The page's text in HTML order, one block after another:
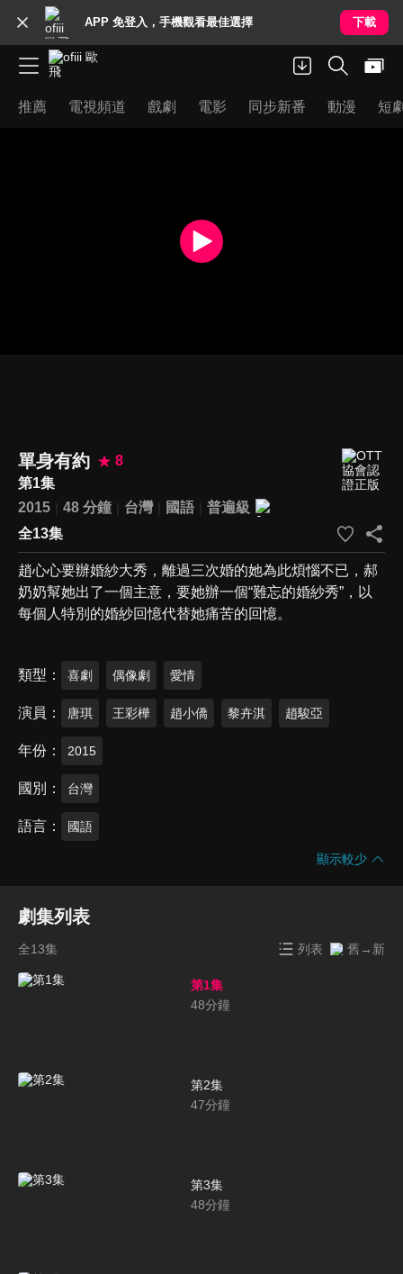
APP 免登入，手機觀看最佳選擇 下載
推薦 電視頻道 戲劇 電影 同步新番 動漫 短
單身有約
8
第1集
2015
48 分鐘 台灣 國語
普遍級
全13集
趙心心要辦婚紗大秀，離過三次婚的她為此煩惱不已，郝
奶奶幫她出了一個主意，要她辦一個“難忘的婚紗秀”，以
每個人特別的婚紗回憶代替她痛苦的回憶。
類型 喜劇 偶像劇 愛情
演員 唐琪 王彩樺 趙小僑 黎卉淇 趙駿亞
年份 2015
國別 台灣
語言 國語
顯示較少
劇集列表
全13集 列表 舊→新
第1集
48分鐘
第2集
47分鐘
第3集
48分鐘